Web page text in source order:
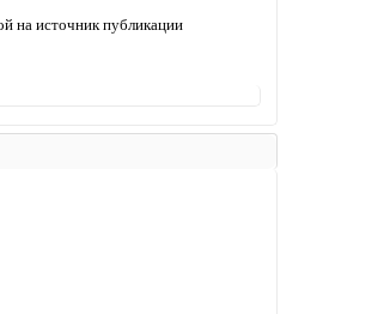
на источник публикации